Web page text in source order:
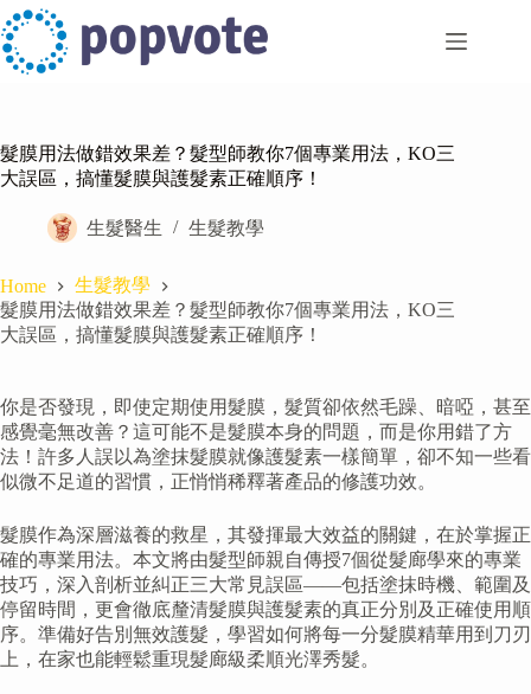
Skip
to
content
髮膜用法做錯效果差？髮型師教你7個專業用法，KO三
大誤區，搞懂髮膜與護髮素正確順序！
生髮醫生 生髮教學
Home
生髮教學
髮膜用法做錯效果差？髮型師教你7個專業用法，KO三
大誤區，搞懂髮膜與護髮素正確順序！
你是否發現，即使定期使用髮膜，髮質卻依然毛躁、暗啞，甚至
感覺毫無改善？這可能不是髮膜本身的問題，而是你用錯了方
法！許多人誤以為塗抹髮膜就像護髮素一樣簡單，卻不知一些看
似微不足道的習慣，正悄悄稀釋著產品的修護功效。
髮膜作為深層滋養的救星，其發揮最大效益的關鍵，在於掌握正
確的專業用法。本文將由髮型師親自傳授7個從髮廊學來的專業
技巧，深入剖析並糾正三大常見誤區——包括塗抹時機、範圍及
停留時間，更會徹底釐清髮膜與護髮素的真正分別及正確使用順
序。準備好告別無效護髮，學習如何將每一分髮膜精華用到刀刃
上，在家也能輕鬆重現髮廊級柔順光澤秀髮。